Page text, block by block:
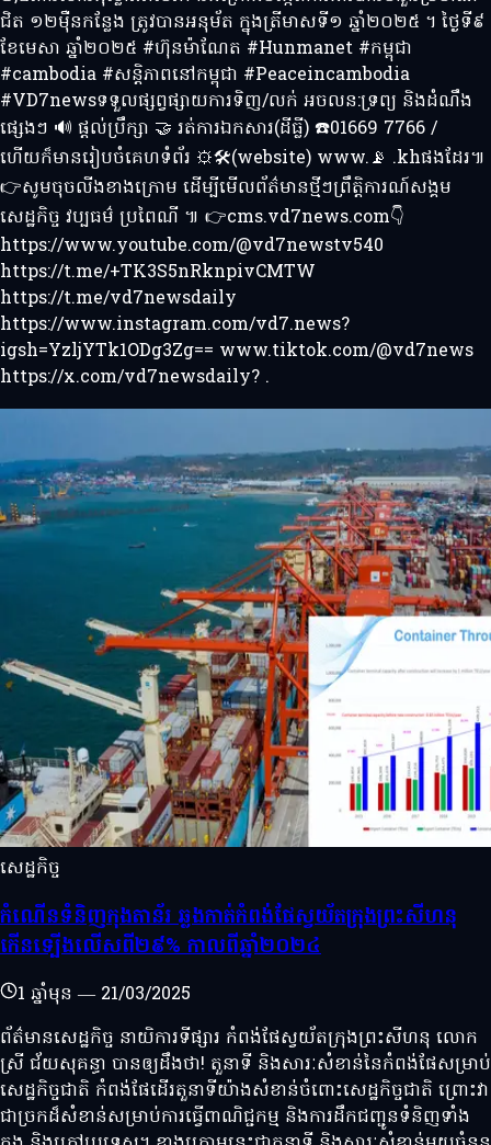
ជិត ១២ម៉ឺនកន្លែង ត្រូវបានអនុម័ត ក្នុងត្រីមាសទី១ ឆ្នាំ២០២៥ ។ ថ្ងៃទី៩
ខែមេសា ឆ្នាំ២០២៥ #ហ៊ុនម៉ាណែត #Hunmanet #កម្ពុជា
#cambodia #សន្តិភាពនៅកម្ពុជា #Peaceincambodia
#VD7newsទទួលផ្សព្វផ្សាយការទិញ/លក់ អចលន:ទ្រព្យ និងដំណឹង
ផ្សេងៗ 🔊 ផ្តល់ប្រឹក្សា 🤝 រត់ការឯកសារ(ដីធ្លី) ☎️01669 7766 /
ហើយក៏មានរៀបចំគេហទំព័រ ⚙️🛠️(website) www.📡 .khផងដែរ៕
👉សូមចុចលីងខាងក្រោម ដើម្បីមើលព័ត៌មានថ្មីៗព្រឹត្តិការណ៍សង្គម
សេដ្ឋកិច្ច វប្បធម៌ ប្រពៃណី ៕ 👉cms.vd7news.com👇
https://www.youtube.com/@vd7newstv540
https://t.me/+TK3S5nRknpivCMTW
https://t.me/vd7newsdaily
https://www.instagram.com/vd7.news?
igsh=YzljYTk1ODg3Zg== www.tiktok.com/@vd7news
https://x.com/vd7newsdaily? .
សេដ្ឋកិច្ច
កំណើនទំនិញកុងតាន័រ ឆ្លងកាត់កំពង់ផែស្វយ័តក្រុងព្រះសីហនុ
កើនទ្បើងលើសពី២៩% កាលពីឆ្នាំ២០២៤
1 ឆ្នាំមុន — 21/03/2025
ព័ត៌មានសេដ្ឋកិច្ច នាយិការទីផ្សារ កំពង់ផែស្វយ័តក្រុងព្រះសីហនុ លោក
ស្រី ជ័យសុគន្ធា បានឲ្យដឹងថា! តួនាទី និងសារៈសំខាន់នៃកំពង់ផែសម្រាប់
សេដ្ឋកិច្ចជាតិ កំពង់ផែដើរតួនាទីយ៉ាងសំខាន់ចំពោះសេដ្ឋកិច្ចជាតិ ព្រោះវា
ជាច្រកដ៏សំខាន់សម្រាប់ការធ្វើពាណិជ្ជកម្ម និងការដឹកជញ្ជូនទំនិញទាំង